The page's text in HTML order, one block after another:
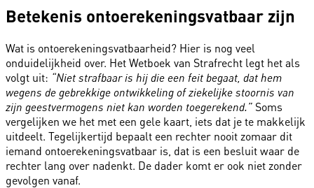
Betekenis ontoerekeningsvatbaar zijn
Wat is ontoerekeningsvatbaarheid? Hier is nog veel
onduidelijkheid over. Het Wetboek van Strafrecht legt het als
volgt uit: “Niet strafbaar is hij die een feit begaat, dat hem
wegens de gebrekkige ontwikkeling of ziekelijke stoornis van
zijn geestvermogens niet kan worden toegerekend.” Soms
vergelijken we het met een gele kaart, iets dat je te makkelijk
uitdeelt. Tegelijkertijd bepaalt een rechter nooit zomaar dit
iemand ontoerekeningsvatbaar is, dat is een besluit waar de
rechter lang over nadenkt. De dader komt er ook niet zonder
gevolgen vanaf.